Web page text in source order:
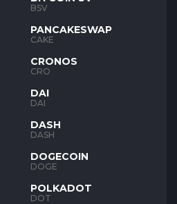
BSV
PANCAKESWAP
CAKE
CRONOS
CRO
DAI
DAI
DASH
DASH
DOGECOIN
DOGE
POLKADOT
DOT